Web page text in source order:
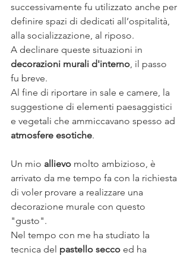
successivamente fu utilizzato anche per
definire spazi di dedicati all’ospitalità,
alla socializzazione, al riposo.
A declinare queste situazioni in
decorazioni murali d'interno , il passo
fu breve.
Al fine di riportare in sale e camere, la
suggestione di elementi paesaggistici
e vegetali che ammiccavano spesso ad
atmosfere esotiche.
Un mio allievo molto ambizioso, è
arrivato da me tempo fa con la richiesta
di voler provare a realizzare una
decorazione murale con questo
"gusto".
Nel tempo con me ha studiato la
tecnica del pastello secco ed ha